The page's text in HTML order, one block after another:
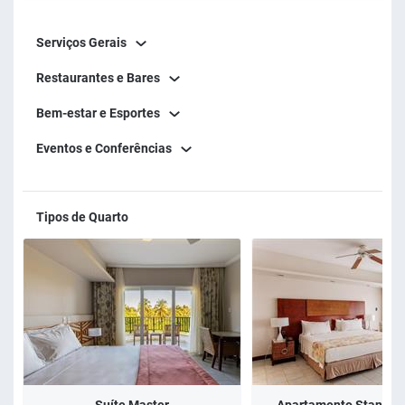
Serviços Gerais
Restaurantes e Bares
Bem-estar e Esportes
Eventos e Conferências
Tipos de Quarto